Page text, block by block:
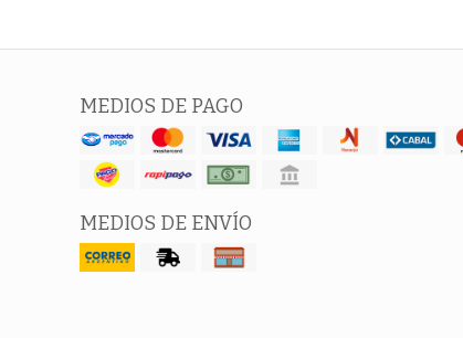
MEDIOS DE PAGO
MEDIOS DE ENVÍO